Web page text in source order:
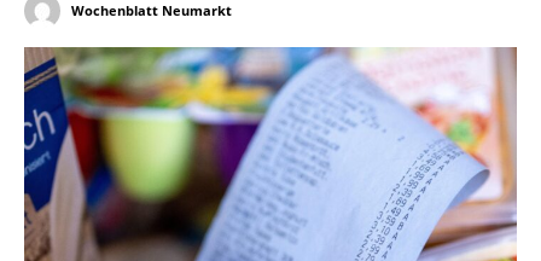
Wochenblatt Neumarkt